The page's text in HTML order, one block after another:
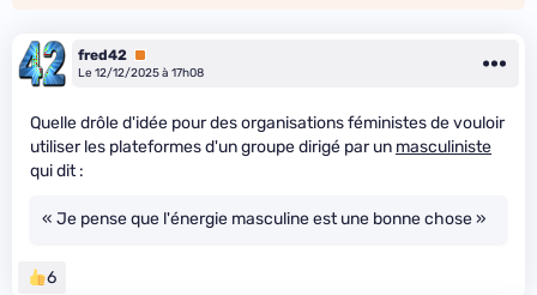
fred42 Premium
Le 12/12/2025 à 17h08
Quelle drôle d'idée pour des organisations féministes de vouloir
utiliser les plateformes d'un groupe dirigé par un masculiniste
qui dit :
« Je pense que l'énergie masculine est une bonne chose »
6